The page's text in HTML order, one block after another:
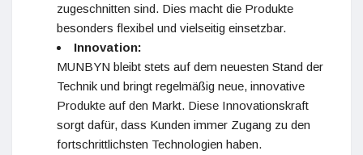
zugeschnitten sind. Dies macht die Produkte
besonders flexibel und vielseitig einsetzbar.
Innovation:
MUNBYN bleibt stets auf dem neuesten Stand der
Technik und bringt regelmäßig neue, innovative
Produkte auf den Markt. Diese Innovationskraft
sorgt dafür, dass Kunden immer Zugang zu den
fortschrittlichsten Technologien haben.